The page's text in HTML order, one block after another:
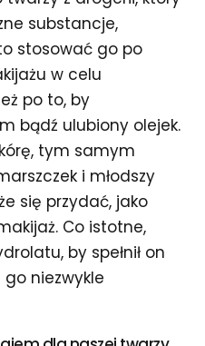
substancje,
stosować go po
w celu
po to, by
bądź ulubiony olejek.
tym samym
i młodszy
się przydać, jako
Co istotne,
by spełnił on
niezwykle